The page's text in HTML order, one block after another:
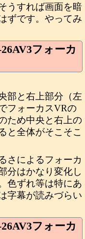
うすれば画面を暗
ずです。やってみ
フォーカ
部と右上部分（左
フォーカスVRの
ため中央と右上の
と全体がそこそこ
さによるフォーカ
分はかなり変化し
色ずれ等は特にあ
字幕が読みづらい
フォーカ